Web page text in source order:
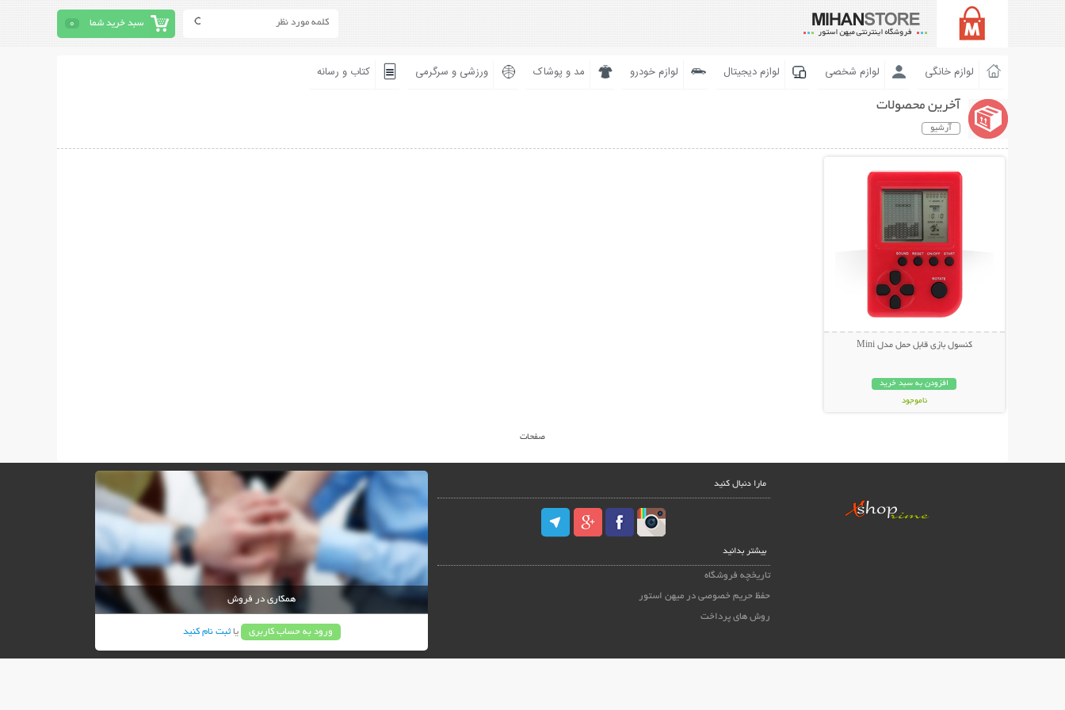
سبد خرید شما 0
لوازم خانگی لوازم شخصی لوازم دیجیتال لوازم خودرو مد و پوشاک ورزشی و سرگرمی کتاب و رسانه
آخرین محصولات
آرشیو
کنسول بازی قابل حمل مدل Mini
افزودن به سبد خرید
ناموجود
صفحات
مارا دنبال کنید
بیشتر بدانید
تاریخچه فروشگاه
حفظ حریم خصوصی در میهن استور
روش های پرداخت
همکاری در فروش
ورود به حساب کاربری یاثبت نام کنید